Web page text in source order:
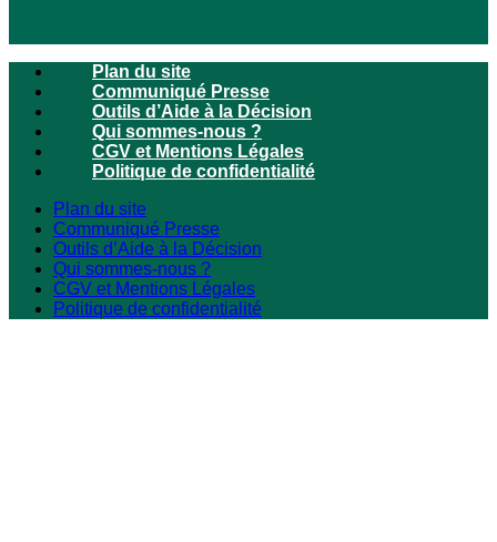
Plan du site
Communiqué Presse
Outils d’Aide à la Décision
Qui sommes-nous ?
CGV et Mentions Légales
Politique de confidentialité
Plan du site
Communiqué Presse
Outils d’Aide à la Décision
Qui sommes-nous ?
CGV et Mentions Légales
Politique de confidentialité